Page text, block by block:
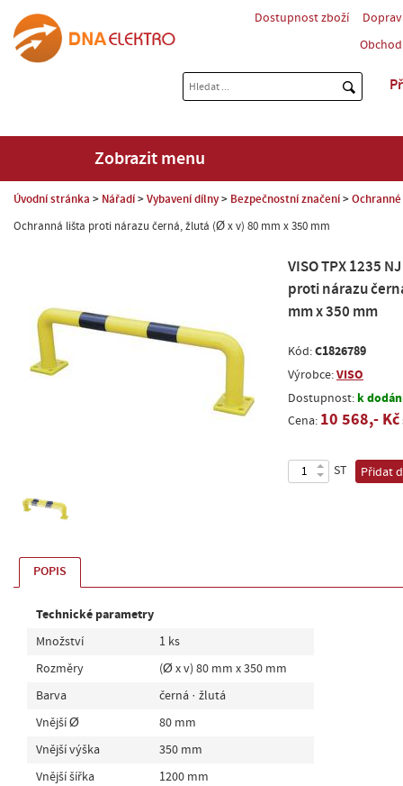
Dostupnost zboží
Zobrazit menu
Úvodní stránka Nářadí Vybavení dílny Bezpečnostní značení
Ochranná lišta proti nárazu černá, žlutá (Ø x v) 80 mm x 350 mm
VISO TPX 1235
proti nárazu
mm x 350 mm
Kód:C1826789
Výrobce:VISO
Dostupnost:k
Cena: 10 568,- Kč
ST Přidat
POPIS
Technické parametry
Množství
1 ks
Rozměry
(Ø x v) 80 mm x 350 mm
Barva
černá · žlutá
Vnější Ø
80 mm
Vnější výška
350 mm
Vnější šířka
1200 mm